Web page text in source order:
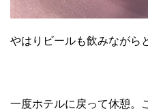
やはりビールも飲みながら
一度ホテルに戻って休憩。